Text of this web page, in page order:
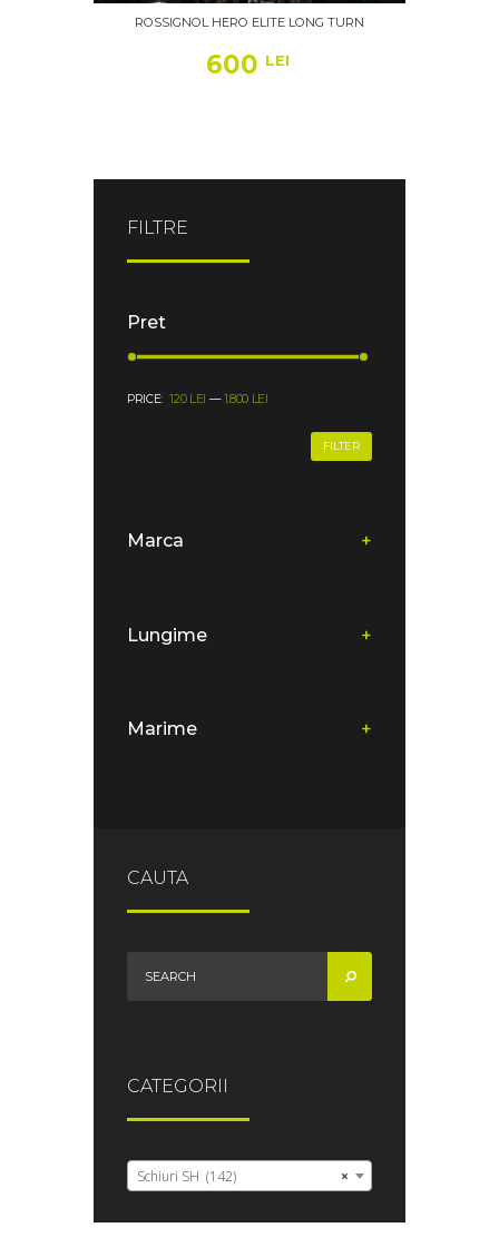
ROSSIGNOL HERO ELITE LONG TURN
600 LEI
FILTRE
Pret
FILTER
PRICE: 120 LEI —1.800 LEI
Marca +
Lungime +
Marime +
CAUTA
CATEGORII
×
Schiuri SH (142)